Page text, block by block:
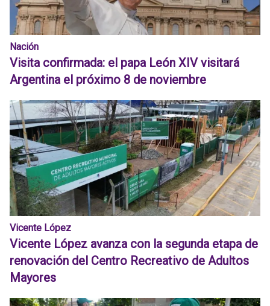
Nación
Visita confirmada: el papa León XIV visitará
Argentina el próximo 8 de noviembre
Vicente López
Vicente López avanza con la segunda etapa de
renovación del Centro Recreativo de Adultos
Mayores